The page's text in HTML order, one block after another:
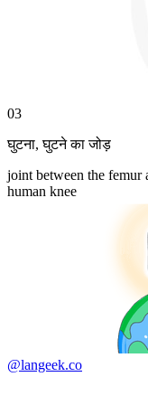
03
घुटना,घुटने का जोड़
joint between the femur
human knee
@langeek.co